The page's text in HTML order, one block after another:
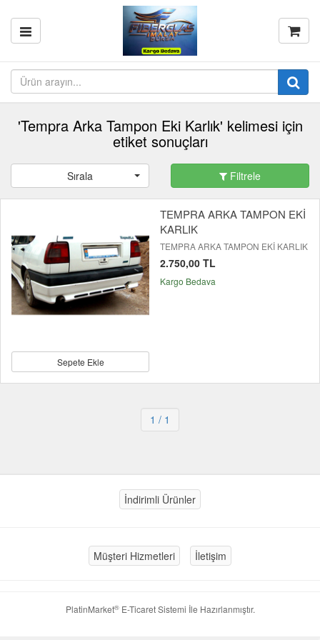
'Tempra Arka Tampon Eki Karlık' kelimesi için
etiket sonuçları
Sırala Filtrele
Sepete Ekle
TEMPRA ARKA TAMPON EKİ
KARLIK
TEMPRA ARKA TAMPON EKİ KARLIK
2.750,00 TL
Kargo Bedava
1 / 1
İndirimli Ürünler
Müşteri Hizmetleri İletişim
PlatinMarket®E-Ticaret Sistemi İle Hazırlanmıştır.